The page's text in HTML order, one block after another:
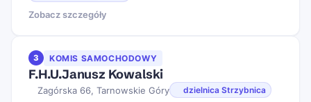
Zobacz szczegóły
3 KOMIS SAMOCHODOWY
F.H.U.Janusz Kowalski
Zagórska 66, Tarnowskie Góry dzielnica Strzybnica